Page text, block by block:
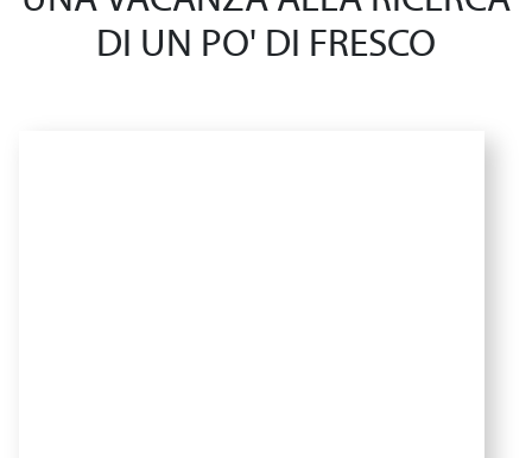
DI UN PO' DI FRESCO